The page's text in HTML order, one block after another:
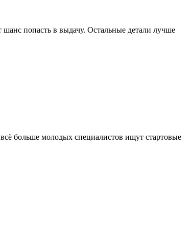
попасть в выдачу. Остальные детали лучше
больше молодых специалистов ищут стартовые